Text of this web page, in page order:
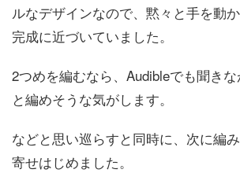
ルなデザインなので、黙々と手を動
完成に近づいていました。
2つめを編むなら、Audibleでも聞き
と編めそうな気がします。
などと思い巡らすと同時に、次に編
寄せはじめました。